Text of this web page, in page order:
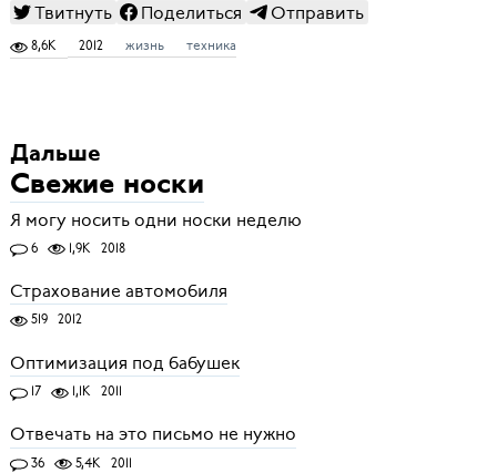
Твитнуть
Поделиться Отправить
8,6K 2012 жизнь техника
Дальше
Свежие носки
Я могу носить одни носки неделю
6 1,9K 2018
Страхование автомобиля
519 2012
Оптимизация под бабушек
17 1,1K 2011
Отвечать на это письмо не нужно
36 5,4K 2011